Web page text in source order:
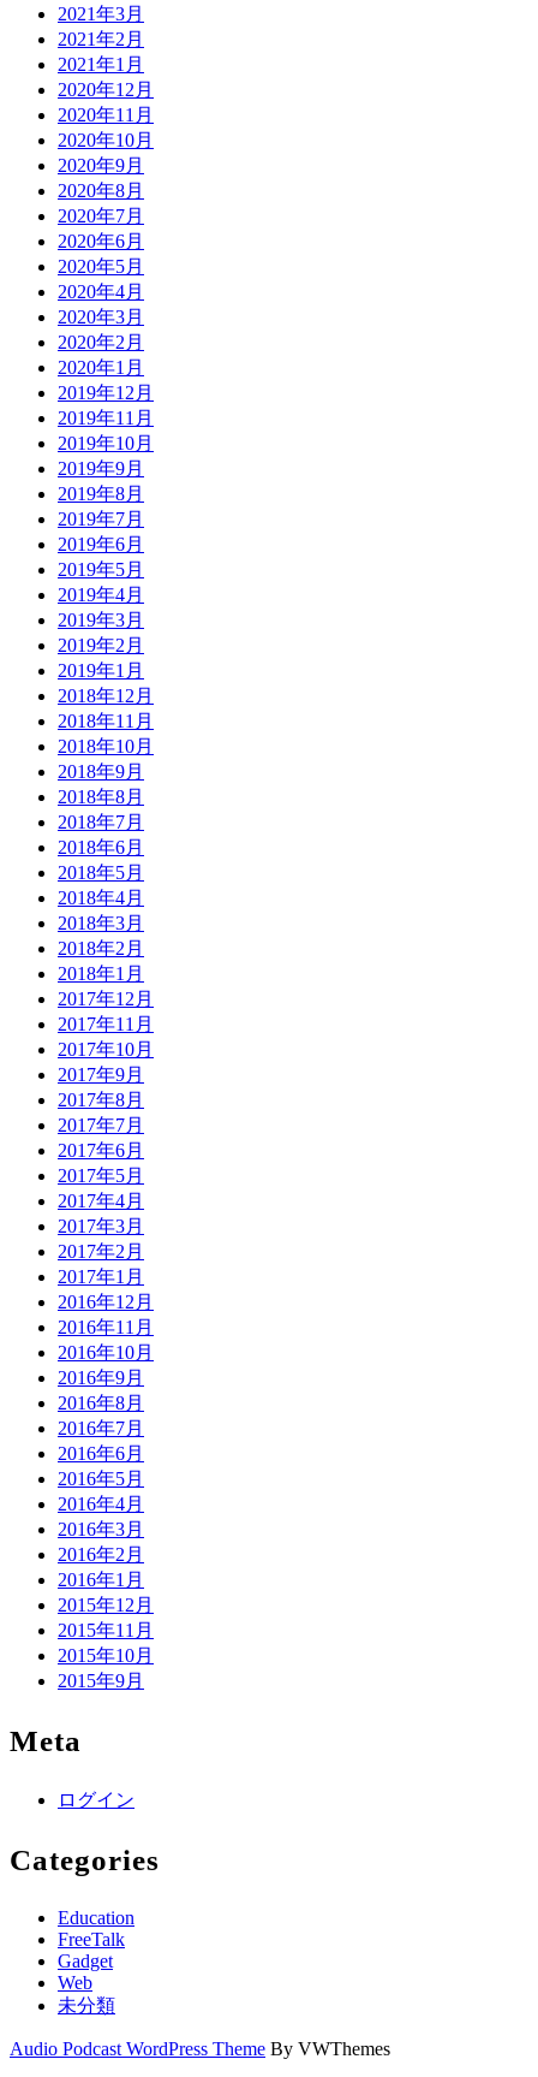
2021年3月
2021年2月
2021年1月
2020年12月
2020年11月
2020年10月
2020年9月
2020年8月
2020年7月
2020年6月
2020年5月
2020年4月
2020年3月
2020年2月
2020年1月
2019年12月
2019年11月
2019年10月
2019年9月
2019年8月
2019年7月
2019年6月
2019年5月
2019年4月
2019年3月
2019年2月
2019年1月
2018年12月
2018年11月
2018年10月
2018年9月
2018年8月
2018年7月
2018年6月
2018年5月
2018年4月
2018年3月
2018年2月
2018年1月
2017年12月
2017年11月
2017年10月
2017年9月
2017年8月
2017年7月
2017年6月
2017年5月
2017年4月
2017年3月
2017年2月
2017年1月
2016年12月
2016年11月
2016年10月
2016年9月
2016年8月
2016年7月
2016年6月
2016年5月
2016年4月
2016年3月
2016年2月
2016年1月
2015年12月
2015年11月
2015年10月
2015年9月
Meta
ログイン
Categories
Education
FreeTalk
Gadget
Web
未分類
Audio Podcast WordPress Theme By VWThemes